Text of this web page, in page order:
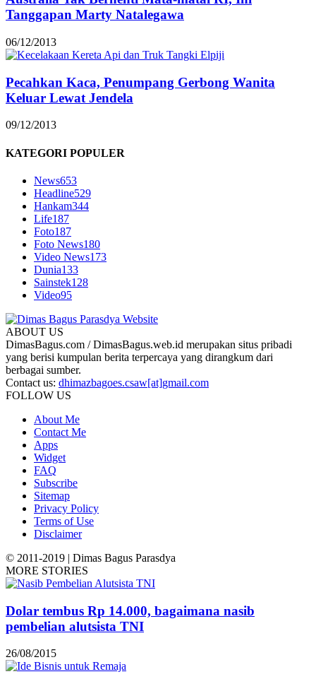
Tanggapan Marty Natalegawa
06/12/2013
Pecahkan Kaca, Penumpang Gerbong Wanita
Keluar Lewat Jendela
09/12/2013
KATEGORI POPULER
News653
Headline529
Hankam344
Life187
Foto187
Foto News180
Video News173
Dunia133
Sainstek128
Video95
ABOUT US
DimasBagus.com / DimasBagus.web.id merupakan situs pribadi
yang berisi kumpulan berita terpercaya yang dirangkum dari
berbagai sumber.
Contact us: dhimazbagoes.csaw[at]gmail.com
FOLLOW US
About Me
Contact Me
Apps
Widget
FAQ
Subscribe
Sitemap
Privacy Policy
Terms of Use
Disclaimer
© 2011-2019 | Dimas Bagus Parasdya
MORE STORIES
Dolar tembus Rp 14.000, bagaimana nasib
pembelian alutsista TNI
26/08/2015